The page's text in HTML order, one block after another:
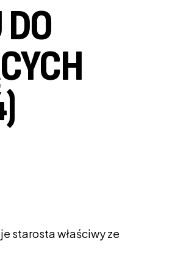
starosta właściwy ze